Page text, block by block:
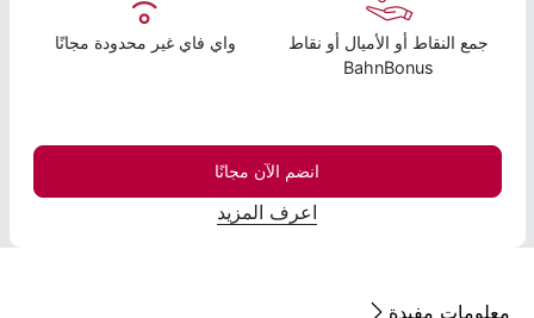
جمع النقاط أو الأميال أو نقاط
BahnBonus
واي فاي غير محدودة مجانًا
انضم الآن مجانًا
اعرف المزيد
معلومات مفيدة